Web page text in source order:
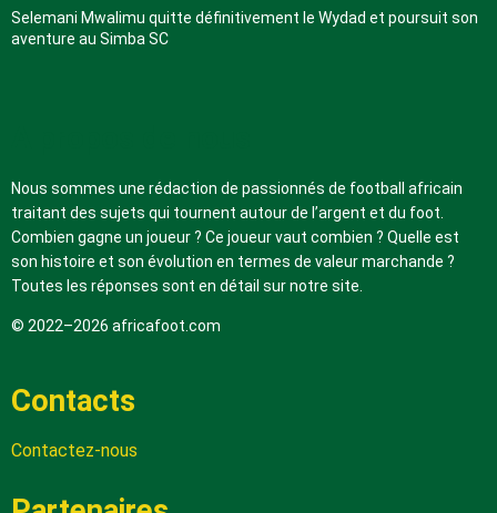
Selemani Mwalimu quitte définitivement le Wydad et poursuit son
aventure au Simba SC
Nous sommes une rédaction de passionnés de football africain
traitant des sujets qui tournent autour de l’argent et du foot.
Combien gagne un joueur ? Ce joueur vaut combien ? Quelle est
son histoire et son évolution en termes de valeur marchande ?
Toutes les réponses sont en détail sur notre site.
© 2022–2026 africafoot.com
Contacts
Contactez-nous